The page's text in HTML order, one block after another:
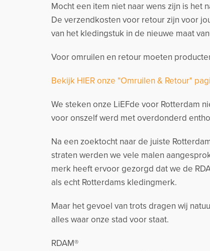
Mocht een item niet naar wens zijn is het
De verzendkosten voor retour zijn voor
van het kledingstuk in de nieuwe maat
Voor omruilen en retour moeten
Bekijk HIER onze "Omruilen & Retour"
We steken onze LiEFde voor Rotterdam
voor onszelf werd met overdonderd
Na een zoektocht naar de juiste
straten werden we vele malen
merk heeft ervoor gezorgd dat we de
als echt Rotterdams kledingmerk.
Maar het gevoel van trots dragen wij
alles waar onze stad voor staat.
RDAM®